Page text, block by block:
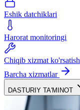
Eshik datchiklari
Harorat monitoringi
Chiqib xizmat ko'rsatish
Barcha xizmatlar
DASTURIY TA'MINOT